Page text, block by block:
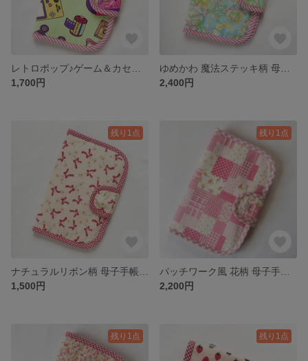
1,700円
2,400円
残り1点
1,500円
残り1点
2,200円
残り1点 残り1点